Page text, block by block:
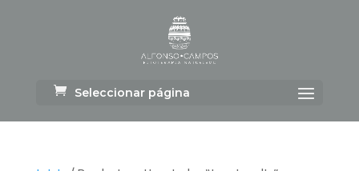
Seleccionar página